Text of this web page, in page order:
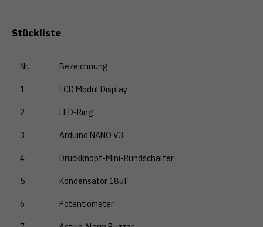
Stückliste
Nr. Bezeichnung
1 LCD Modul Display
2 LED-Ring
3 Arduino NANO V3
4 Druckknopf-Mini-Rundschalter
5 Kondensator 18μF
6 Potentiometer